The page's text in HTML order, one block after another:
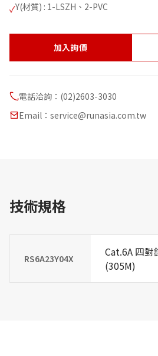
✓Y(材質) : 1-LSZH、2-PVC
加入詢價
電話洽詢：(02)2603-3030
Email：service@runasia.com.tw
技術規格
RS6A23Y04X
Cat.6A 四
(305M)